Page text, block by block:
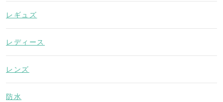
レギュズ
レディース
レンズ
防水